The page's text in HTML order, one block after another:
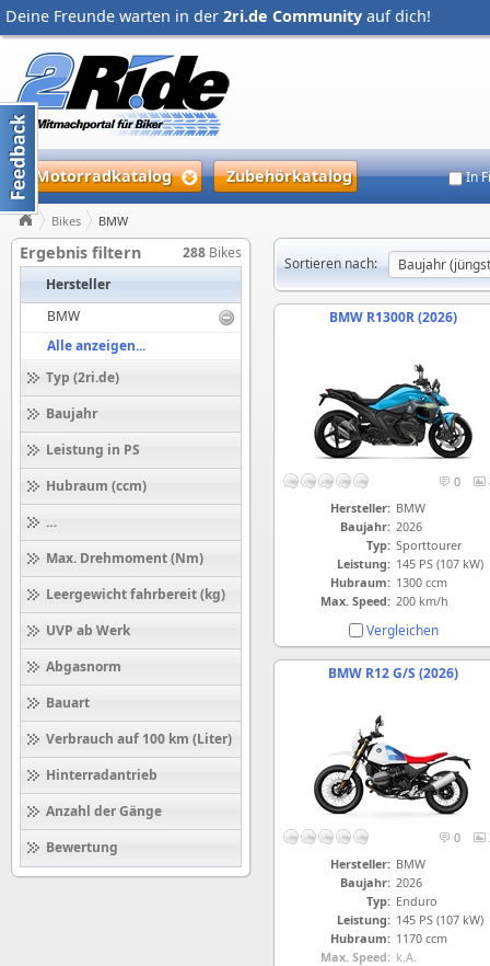
Deine Freunde warten in der 2ri.de Community auf dich!
Motorradkatalog Zubehörkatalog In
Bikes BMW
Ergebnis filtern 288 Bikes
Hersteller
BMW
Alle anzeigen...
Typ (2ri.de)
Baujahr
Leistung in PS
Hubraum (ccm)
Höchstgeschwindigkeit (km/h)
Max. Drehmoment (Nm)
Leergewicht fahrbereit (kg)
UVP ab Werk
Abgasnorm
Bauart
Verbrauch auf 100 km (Liter)
Hinterradantrieb
Anzahl der Gänge
Bewertung
Sortieren nach:
BMW R1300R (2026)
0
Hersteller: BMW
Baujahr: 2026
Typ: Sporttourer
Leistung: 145 PS (107 kW)
Hubraum: 1300 ccm
Max. Speed: 200 km/h
Vergleichen
BMW R12 G/S (2026)
0
Hersteller: BMW
Baujahr: 2026
Typ: Enduro
Leistung: 145 PS (107 kW)
Hubraum: 1170 ccm
Max. Speed: k.A.